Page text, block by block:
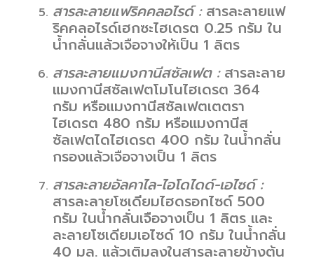
สารละลายแฟริคคลอไรด์ : สารละลายแฟ
ริคคลอไรด์เฮกซะไฮเดรต 0.25 กรัม ใน
น้ำกลั่นแล้วเจือจางให้เป็น 1 ลิตร
สารละลายแมงกานีสซัลเฟต : สารละลาย
แมงกานีสซัลเฟตโมโนไฮเดรต 364
กรัม หรือแมงกานีสซัลเฟตเตตรา
ไฮเดรต 480 กรัม หรือแมงกานีส
ซัลเฟตไดไฮเดรต 400 กรัม ในน้ำกลั่น
กรองแล้วเจือจางเป็น 1 ลิตร
สารละลายอัลคาไล-ไอโดไดด์-เอไซด์ :
สารละลายโซเดียมไฮดรอกไซด์ 500
กรัม ในน้ำกลั่นเจือจางเป็น 1 ลิตร และ
ละลายโซเดียมเอไซด์ 10 กรัม ในน้ำกลั่น
40 มล. แล้วเติมลงในสารละลายข้างต้น